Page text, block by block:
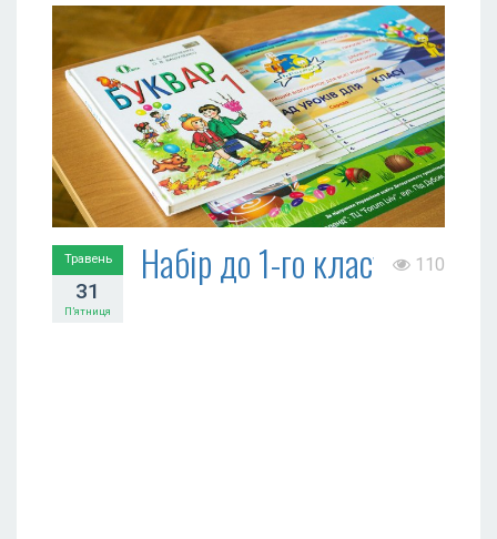
Травень
31
П’ятниця
Набір до 1-го класу 110